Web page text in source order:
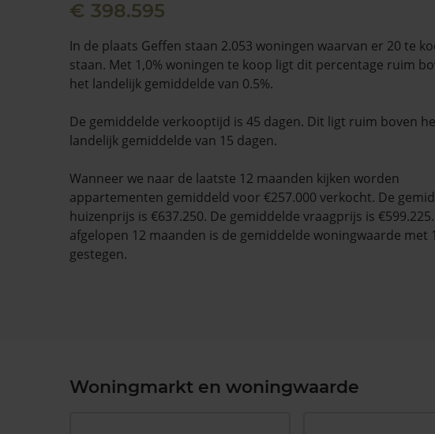
€ 398.595
In de plaats Geffen staan 2.053 woningen waarvan er 20 te
staan. Met 1,0% woningen te koop ligt dit percentage ruim
het landelijk gemiddelde van 0.5%.
De gemiddelde verkooptijd is 45 dagen. Dit ligt ruim boven
landelijk gemiddelde van 15 dagen.
Wanneer we naar de laatste 12 maanden kijken worden
appartementen gemiddeld voor €257.000 verkocht. De
huizenprijs is €637.250. De gemiddelde vraagprijs is
afgelopen 12 maanden is de gemiddelde woningwaarde met
gestegen.
Woningmarkt en woningwaarde